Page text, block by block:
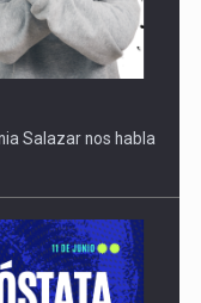
Salazar nos habla